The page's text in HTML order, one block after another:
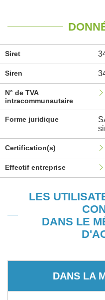
Siret
Siren
N° de TVA
intracommunautaire
Forme juridique
Certification(s)
Effectif entreprise
LES
DANS LE
DANS LA